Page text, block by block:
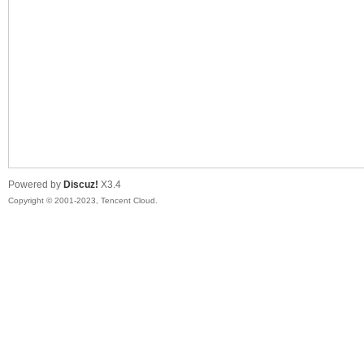
Powered by Discuz! X3.4
Copyright © 2001-2023, Tencent Cloud.